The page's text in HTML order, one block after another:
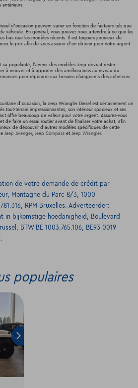
antérieurs.
d'occasion peuvent varier en fonction de facteurs tels que
véhicule. En général, vous pouvez vous attendre à ce que les
bas que les modèles récents. Il est toujours judicieux de
le prix afin de vous assurer d'en obtenir pour votre argent.
sa popularité, l'avenir des modèles Jeep devrait rester
à innover et à apporter des améliorations au niveau du
pour répondre aux besoins changeants des acheteurs
d'occasion, la Jeep Wrangler Diesel est certainement un
tout-terrain impressionnantes, son intérieur spacieux et ses
offre beaucoup de valeur pour votre argent. Assurez-vous
de faire un essai routier avant de finaliser votre achat, afin
de découvrir d'autres modèles spécifiques de cette
Jeep Avenger, Jeep Compasset Jeep Wrangler.
de votre demande de crédit par
Montagne du Parc 8/3, 1000
RPM Bruxelles. Adverteerder:
in bijkomstige hoedanigheid, Boulevard
BTW BE 1003.765.106, BE93 0019
populaires